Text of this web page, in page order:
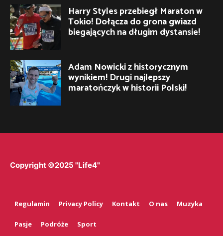
Harry Styles przebiegł Maraton w
Tokio! Dołącza do grona gwiazd
biegających na długim dystansie!
Adam Nowicki z historycznym
wynikiem! Drugi najlepszy
maratończyk w historii Polski!
Copyright ©2025 "Life4"
Regulamin Privacy Policy Kontakt O nas Muzyka
Pasje Podróże Sport